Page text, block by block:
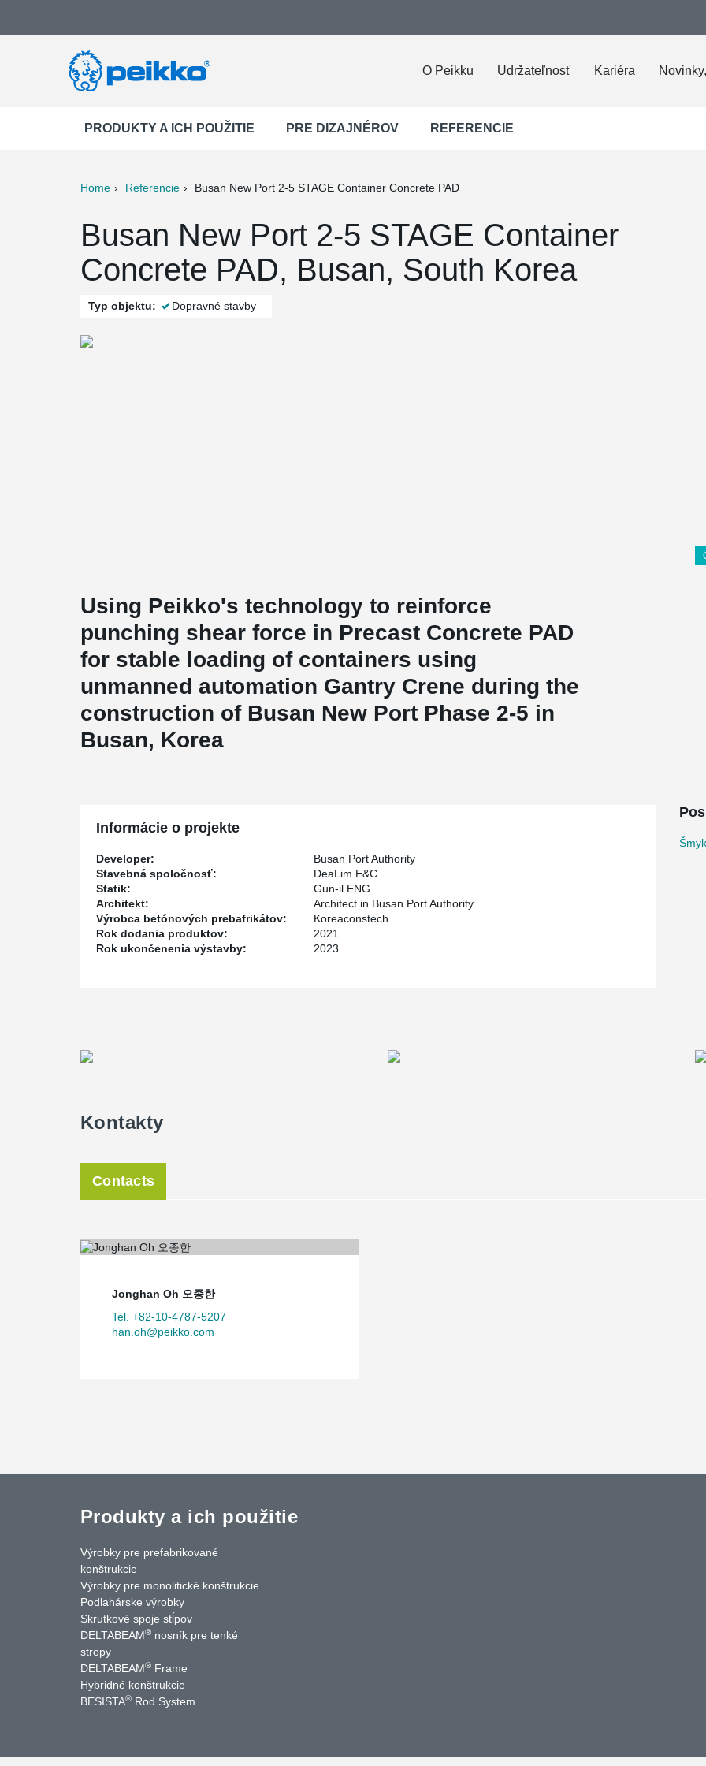
O Peikku Udržateľnosť Kariéra
PRODUKTY A ICH POUŽITIE PRE DIZAJNÉROV REFERENCIE
Home Referencie Busan New Port 2-5 STAGE Container Concrete PAD
Busan New Port 2-5 STAGE Container
Concrete PAD, Busan, South Korea
Typ objektu: Dopravné stavby
Using Peikko's technology to reinforce
punching shear force in Precast Concrete PAD
for stable loading of containers using
unmanned automation Gantry Crene during the
construction of Busan New Port Phase 2-5 in
Busan, Korea
Informácie o projekte
Developer:
Busan Port Authority
Stavebná spoločnosť:
DeaLim E&C
Statik:
Gun-il ENG
Architekt:
Architect in Busan Port Authority
Výrobca betónových prebafrikátov:
Koreaconstech
Rok dodania produktov:
2021
Rok ukončenenia výstavby:
2023
Kontakty
Contacts
Jonghan Oh 오종한
Tel. +82-10-4787-5207
han.oh@peikko.com
Produkty a ich použitie
Výrobky pre prefabrikované
konštrukcie
Výrobky pre monolitické konštrukcie
Podlahárske výrobky
Skrutkové spoje stĺpov
DELTABEAM® nosník pre tenké
stropy
DELTABEAM® Frame
Hybridné konštrukcie
BESISTA® Rod System
YouTubeKontakty